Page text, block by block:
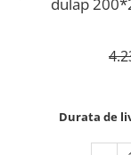
Durata de